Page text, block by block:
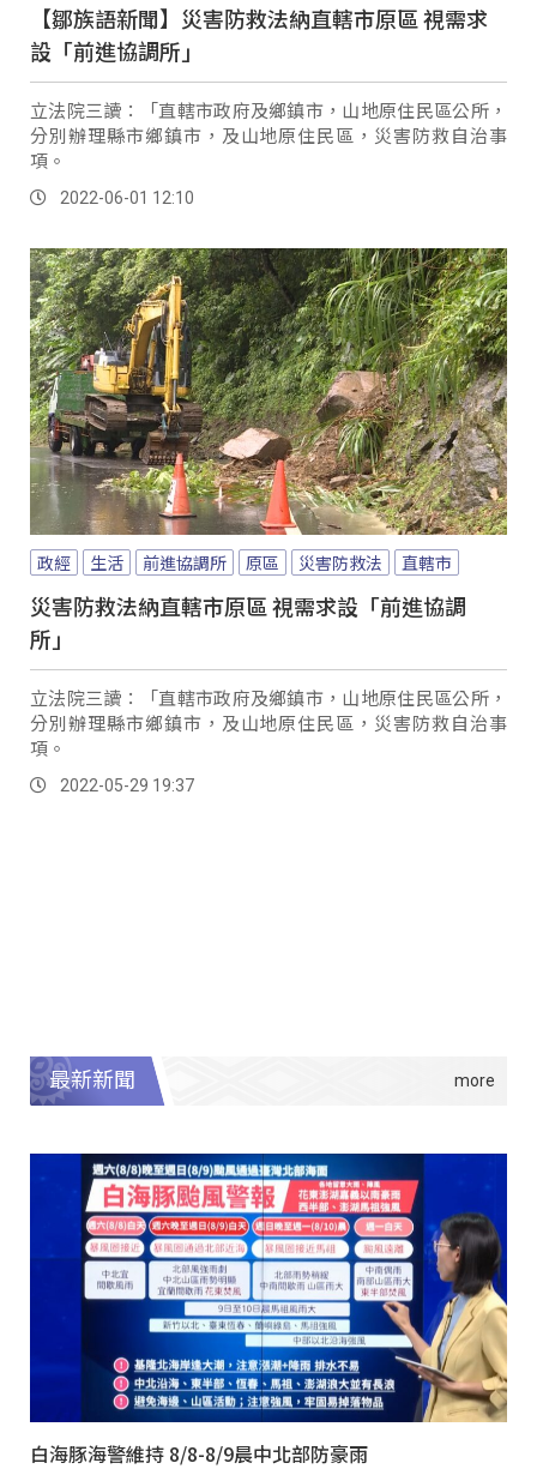
【鄒族語新聞】災害防救法納直轄市原區 視需求
設「前進協調所」
立法院三讀：「直轄市政府及鄉鎮市，山地原住民區公所，
分別辦理縣市鄉鎮市，及山地原住民區，災害防救自治事
項。
2022-06-01 12:10
政經 生活 前進協調所 原區 災害防救法 直轄市
災害防救法納直轄市原區 視需求設「前進協調
所」
立法院三讀：「直轄市政府及鄉鎮市，山地原住民區公所，
分別辦理縣市鄉鎮市，及山地原住民區，災害防救自治事
項。
2022-05-29 19:37
最新新聞
白海豚海警維持 8/8-8/9晨中北部防豪雨